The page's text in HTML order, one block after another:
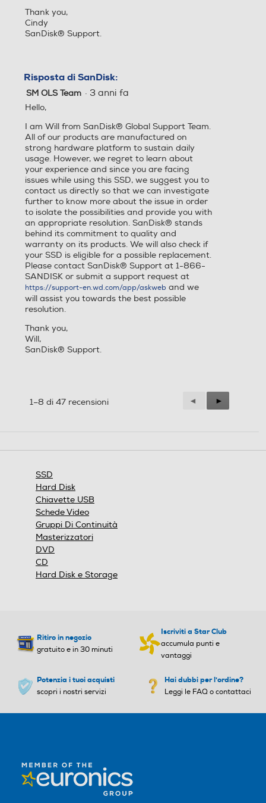
Thank you,
Cindy
SanDisk® Support.
Risposta di SanDisk:
SM OLS Team · 3 anni fa
Hello,
I am Will from SanDisk® Global Support Team.
All of our products are manufactured on
strong hardware platform to sustain daily
usage. However, we regret to learn about
your experience and since you are facing
issues while using this SSD, we suggest you to
contact us directly so that we can investigate
further to know more about the issue in order
to isolate the possibilities and provide you with
an appropriate resolution. SanDisk® stands
behind its commitment to quality and
warranty on its products. We will also check if
your SSD is eligible for a possible replacement.
Please contact SanDisk® Support at 1-866-
SANDISK or submit a support request at
https://support-en.wd.com/app/askweb and we
will assist you towards the best possible
resolution.
Thank you,
Will,
SanDisk® Support.
1–8 di 47 recensioni
Precedente
Reviews
◄
Successiva
Reviews
►
SSD
Hard Disk
Chiavette USB
Schede Video
Gruppi Di Continuità
Masterizzatori
DVD
CD
Hard Disk e Storage
Ritiro in negozio
gratuito e in 30 minuti
Iscriviti a Star Club
accumula punti e
vantaggi
Potenzia i tuoi acquisti
scopri i nostri servizi
Hai dubbi per l'ordine?
Leggi le FAQ o contattaci